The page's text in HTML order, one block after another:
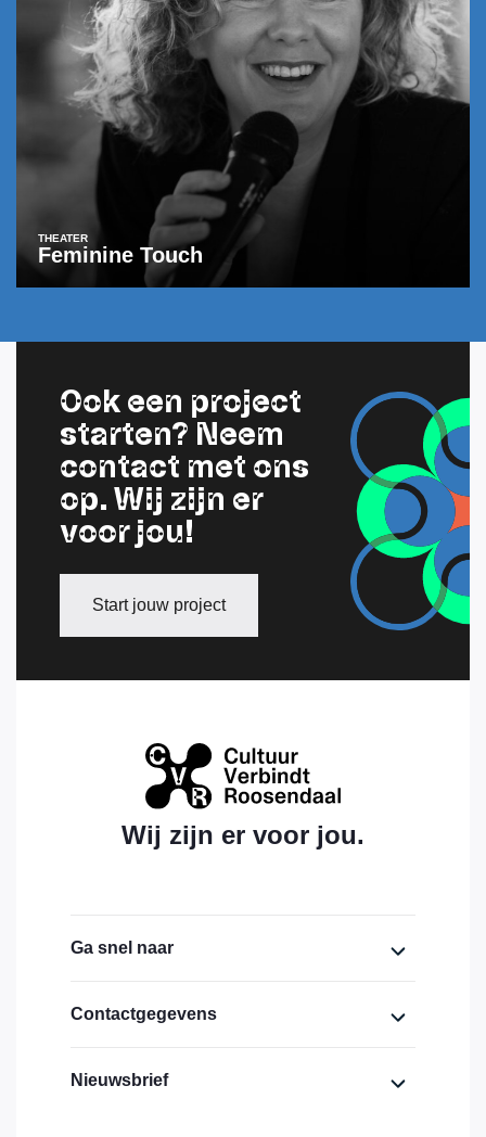
THEATER
Feminine Touch
Ook een project
starten? Neem
contact met ons
op. Wij zijn er
voor jou!
Start jouw project
Wij zijn er voor jou.
Ga snel naar
Financiering
Contactgegevens
lokaal 1.19 (eerste verdieping)
Nieuwsbrief